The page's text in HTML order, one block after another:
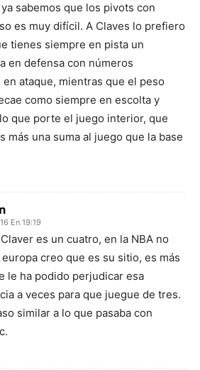
sabemos que los pivots con
es muy difícil. A Claves lo prefiero
tienes siempre en pista un
en defensa con números
en ataque, mientras que el peso
como siempre en escolta y
que porte el juego interior, que
más una suma al juego que la base
En 19:19
es un cuatro, en la NBA no
creo que es su sitio, es más
le ha podido perjudicar esa
a veces para que juegue de tres.
similar a lo que pasaba con